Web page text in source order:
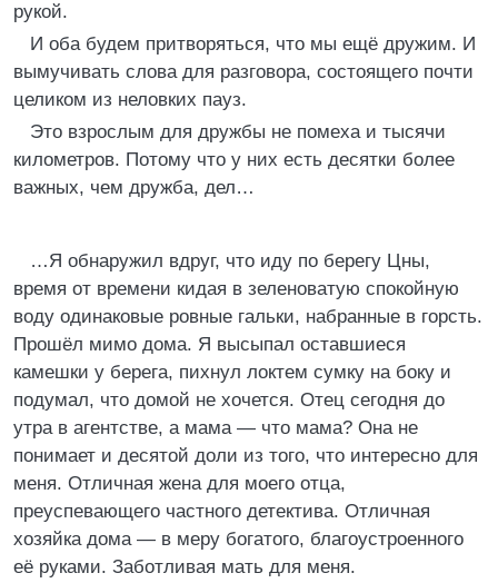
рукой.
И оба будем притворяться, что мы ещё дружим. И
вымучивать слова для разговора, состоящего почти
целиком из неловких пауз.
Это взрослым для дружбы не помеха и тысячи
километров. Потому что у них есть десятки более
важных, чем дружба, дел…
…Я обнаружил вдруг, что иду по берегу Цны,
время от времени кидая в зеленоватую спокойную
воду одинаковые ровные гальки, набранные в горсть.
Прошёл мимо дома. Я высыпал оставшиеся
камешки у берега, пихнул локтем сумку на боку и
подумал, что домой не хочется. Отец сегодня до
утра в агентстве, а мама — что мама? Она не
понимает и десятой доли из того, что интересно для
меня. Отличная жена для моего отца,
преуспевающего частного детектива. Отличная
хозяйка дома — в меру богатого, благоустроенного
её руками. Заботливая мать для меня.